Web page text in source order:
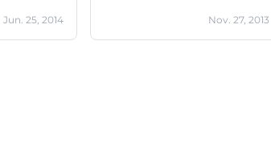
Jun. 25, 2014
cheaper. In short: value for
money!
Nov. 27, 2013